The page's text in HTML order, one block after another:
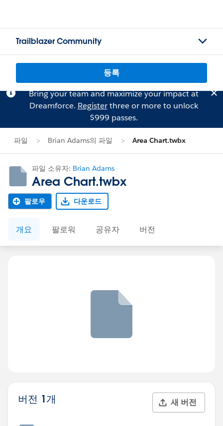
Trailblazer Community
등록
Bring your team and maximize your impact at
Dreamforce. Registerthree or more to unlock
$999 passes.
파일 Brian Adams의 파일 Area Chart.twbx
파일 소유자: Brian Adams
Area Chart.twbx
팔로우 다운로드
개요 팔로워 공유자 버전
버전 1개 새 버전